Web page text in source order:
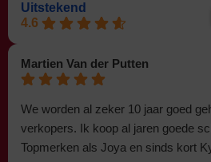
Uitstekend
4.6
Martien Van der Putten
We worden al zeker 10 jaar goed
verkopers. Ik koop al jaren goede
Topmerken als Joya en sinds kort